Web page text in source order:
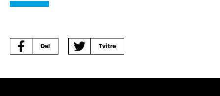
Del Tvitre